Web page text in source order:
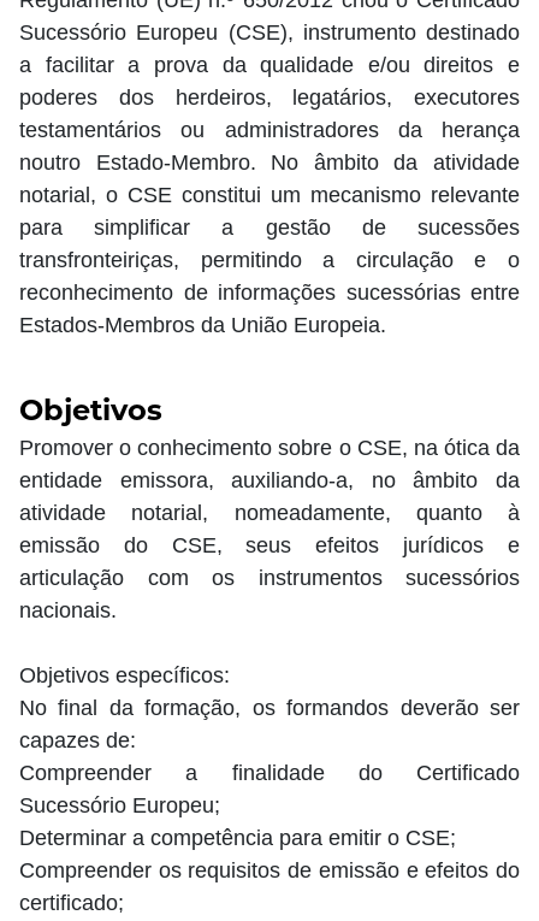
Sucessório Europeu (CSE), instrumento destinado
a facilitar a prova da qualidade e/ou direitos e
poderes dos herdeiros, legatários, executores
testamentários ou administradores da herança
noutro Estado-Membro. No âmbito da atividade
notarial, o CSE constitui um mecanismo relevante
para simplificar a gestão de sucessões
transfronteiriças, permitindo a circulação e o
reconhecimento de informações sucessórias entre
Estados-Membros da União Europeia.
Objetivos
Promover o conhecimento sobre o CSE, na ótica da
entidade emissora, auxiliando-a, no âmbito da
atividade notarial, nomeadamente, quanto à
emissão do CSE, seus efeitos jurídicos e
articulação com os instrumentos sucessórios
nacionais.
Objetivos específicos:
No final da formação, os formandos deverão ser
capazes de:
Compreender a finalidade do Certificado
Sucessório Europeu;
Determinar a competência para emitir o CSE;
Compreender os requisitos de emissão e efeitos do
certificado;